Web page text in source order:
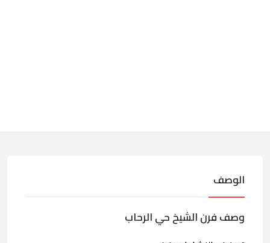
الوصف
وصف فرن الشيخ حي الرحاب